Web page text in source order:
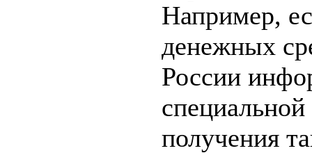
Например,
денежных
России
получения